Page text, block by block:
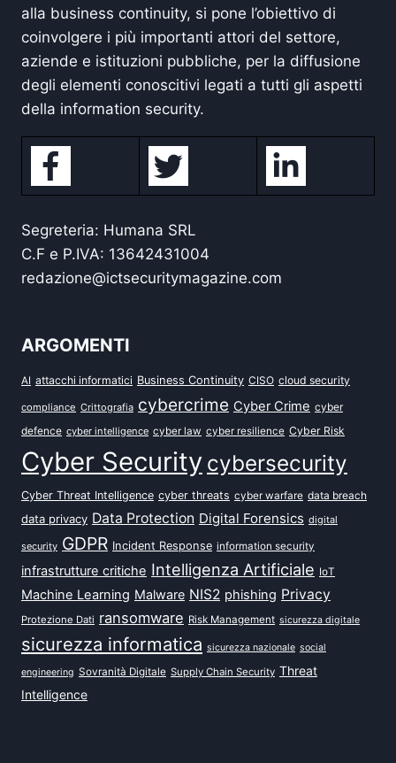
alla business continuity, si pone l’obiettivo di
coinvolgere i più importanti attori del settore,
aziende e istituzioni pubbliche, per la diffusione
degli elementi conoscitivi legati a tutti gli aspetti
della information security.
Segreteria: Humana SRL
C.F e P.IVA: 13642431004
redazione@ictsecuritymagazine.com
ARGOMENTI
AI attacchi informatici Business Continuity CISO cloud security
compliance Crittografia cybercrime Cyber Crime cyber
defence cyber intelligence cyber law cyber resilience Cyber Risk
Cyber Security cybersecurity
Cyber Threat Intelligence cyber threats cyber warfare data breach
data privacy Data Protection Digital Forensics digital
security GDPR Incident Response information security
infrastrutture critiche Intelligenza Artificiale IoT
Machine Learning Malware NIS2 phishing Privacy
Protezione Dati ransomware Risk Management sicurezza digitale
sicurezza informatica sicurezza nazionale social
engineering Sovranità Digitale Supply Chain Security Threat
Intelligence